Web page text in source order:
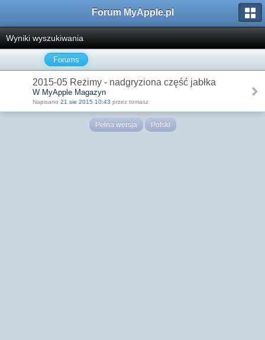
Forum MyApple.pl
Wyniki wyszukiwania
Forums
2015-05 Reżimy - nadgryziona część jabłka
W MyApple Magazyn
Napisano 21 sie 2015 10:43 przez tomasz
Pełna wersja Polski